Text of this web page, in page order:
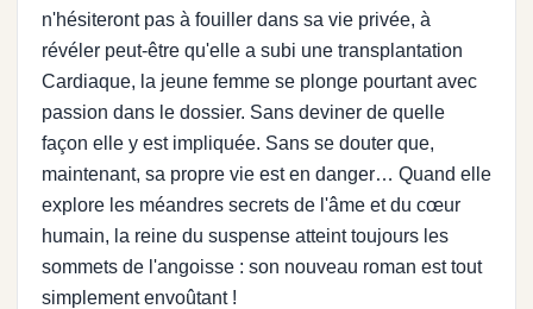
n'hésiteront pas à fouiller dans sa vie privée, à
révéler peut-être qu'elle a subi une transplantation
Cardiaque, la jeune femme se plonge pourtant avec
passion dans le dossier. Sans deviner de quelle
façon elle y est impliquée. Sans se douter que,
maintenant, sa propre vie est en danger… Quand elle
explore les méandres secrets de l'âme et du cœur
humain, la reine du suspense atteint toujours les
sommets de l'angoisse : son nouveau roman est tout
simplement envoûtant !